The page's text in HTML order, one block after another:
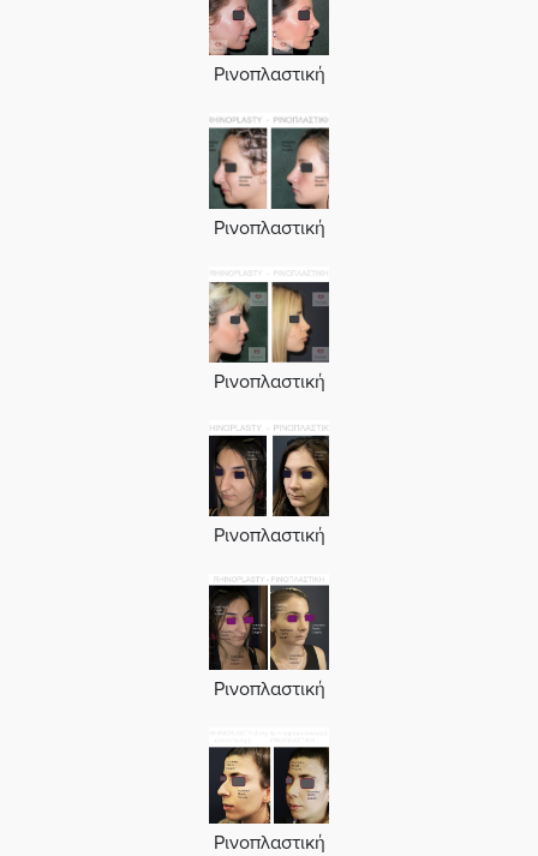
Ρινοπλαστική
Ρινοπλαστική
Ρινοπλαστική
Ρινοπλαστική
Ρινοπλαστική
Ρινοπλαστική